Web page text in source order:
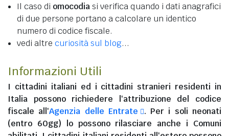
Il caso di omocodiasi verifica quando i dati anagrafici
di due persone portano a calcolare un identico
numero di codice fiscale.
vedi altre curiosità sul blog...
Informazioni Utili
I cittadini italiani ed i cittadini stranieri residenti in
Italia possono richiedere l'attribuzione del codice
fiscale all'Agenzia delle Entrate
. Per i soli neonati
(entro 60gg) lo possono rilasciare anche i Comuni